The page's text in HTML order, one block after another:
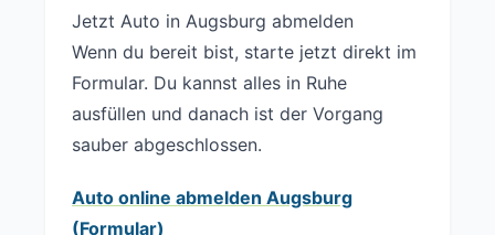
Jetzt Auto in Augsburg abmelden
Wenn du bereit bist, starte jetzt direkt im
Formular. Du kannst alles in Ruhe
ausfüllen und danach ist der Vorgang
sauber abgeschlossen.
Auto online abmelden Augsburg
(Formular)